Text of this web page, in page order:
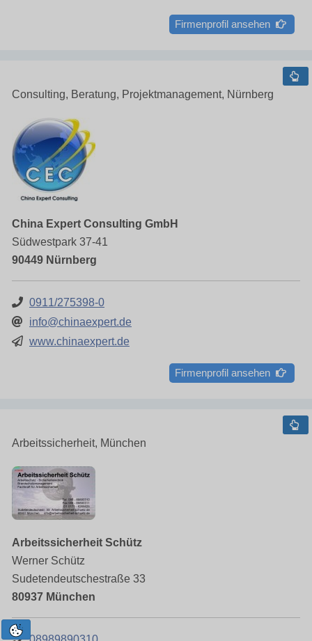
Firmenprofil ansehen
Consulting, Beratung, Projektmanagement, Nürnberg
China Expert Consulting GmbH
Südwestpark 37-41
90449 Nürnberg
0911/275398-0
info@chinaexpert.de
www.chinaexpert.de
Firmenprofil ansehen
Arbeitssicherheit, München
Arbeitssicherheit Schütz
Werner Schütz
Sudetendeutschestraße 33
80937 München